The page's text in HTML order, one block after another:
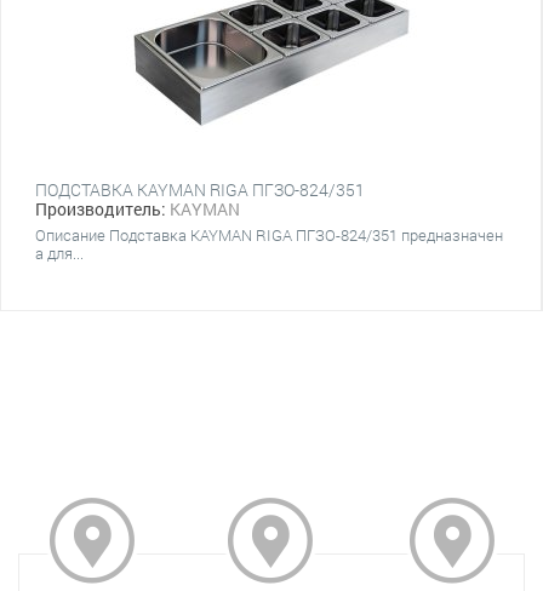
ПОДСТАВКА KAYMAN RIGA ПГЗО-824/351
Производитель: KAYMAN
Описание Подставка KAYMAN RIGA ПГЗО-824/351 предназначен
а для...